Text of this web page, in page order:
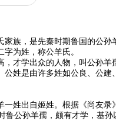
族，是先秦时期鲁国的公
为姓，称公羊氏。
才学出众的人物，叫公孙
姓是由许多姓如公良、公
一姓出自姬姓。根据《尚友
鲁公孙羊孺，颇有才学，基